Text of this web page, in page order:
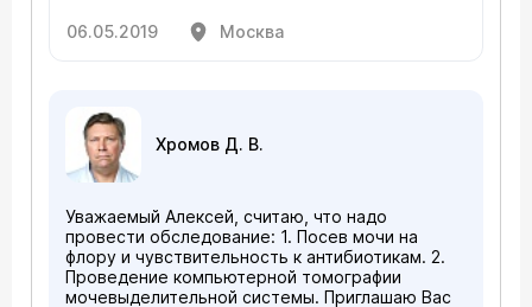
опять та же ситуация с температурой. Уролог
поставил диагноз хронический пиелонефрит.
перед повышением температуры, боль в
пояснице усилилась. 4-5 дней под 39. Сбивал
уколами и колол папаварин. Пью тринефрон и
уролесан. Но поясница все равно
чувствуется. Больше справа. Все
повторяется примерно через 4 месяца. Боли
усиливаются в сидячем положении. Дайте
совет пожалуйста. Может дополнительно
какое обследование или лечение.
06.05.2019 Москва
Хромов Д. В.
Уважаемый Алексей, считаю, что надо
провести обследование: 1. Посев мочи на
флору и чувствительность к антибиотикам. 2.
Проведение компьютерной томографии
мочевыделительной системы. Приглашаю Вас